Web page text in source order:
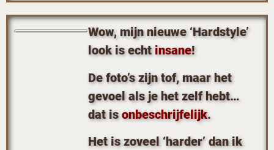
Wow, mijn nieuwe ‘Hardstyle’
look is echtinsane!
De foto’s zijn tof, maar het
gevoel als je het zelf hebt…
dat isonbeschrijfelijk.
Het is zoveel ‘harder’ dan ik